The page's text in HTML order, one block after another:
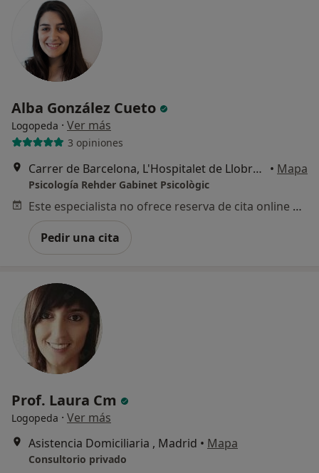
Alba González Cueto
Logopeda · Ver más
3 opiniones
Carrer de Barcelona, L'Hospitalet de Llobregat • Mapa
Psicología Rehder Gabinet Psicològic
Este especialista no ofrece reserva de cita online en esta dirección.
Pedir una cita
Prof. Laura Cm
Logopeda · Ver más
Asistencia Domiciliaria , Madrid • Mapa
Consultorio privado